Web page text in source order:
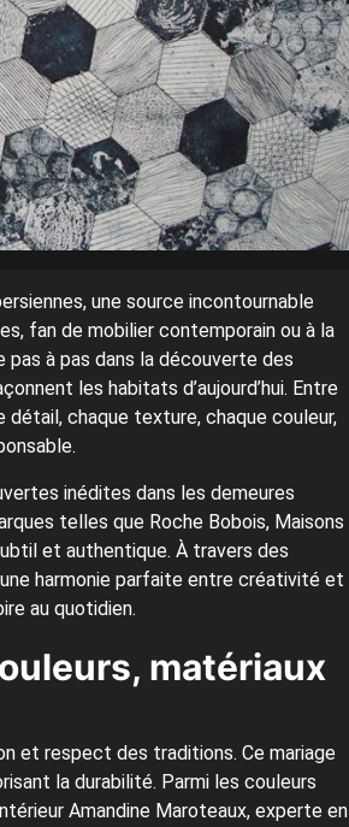
une source incontournable
fan de mobilier contemporain ou à la
à pas dans la découverte des
les habitats d’aujourd’hui. Entre
détail, chaque texture, chaque couleur,
inédites dans les demeures
telles que Roche Bobois, Maisons
et authentique. À travers des
harmonie parfaite entre créativité et
au quotidien.
matériaux
et respect des traditions. Ce mariage
la durabilité. Parmi les couleurs
Amandine Maroteaux, experte en